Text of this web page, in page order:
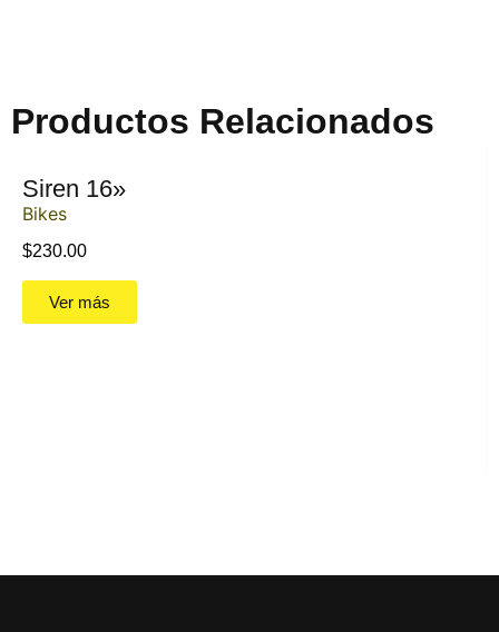
Productos Relacionados
Siren 16»
Bikes
$230.00
Ver más